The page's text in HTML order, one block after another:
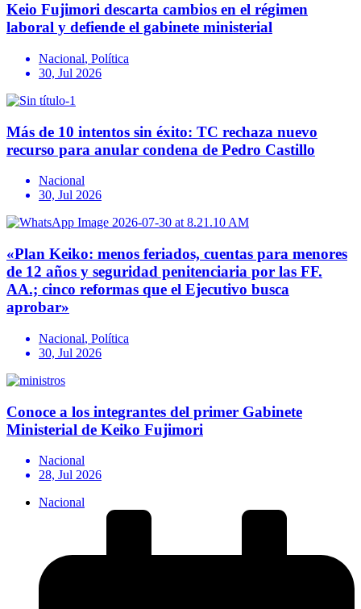
Keio Fujimori descarta cambios en el régimen
laboral y defiende el gabinete ministerial
Nacional, Política
30, Jul 2026
Más de 10 intentos sin éxito: TC rechaza nuevo
recurso para anular condena de Pedro Castillo
Nacional
30, Jul 2026
«Plan Keiko: menos feriados, cuentas para menores
de 12 años y seguridad penitenciaria por las FF.
AA.; cinco reformas que el Ejecutivo busca
aprobar»
Nacional, Política
30, Jul 2026
Conoce a los integrantes del primer Gabinete
Ministerial de Keiko Fujimori
Nacional
28, Jul 2026
Nacional